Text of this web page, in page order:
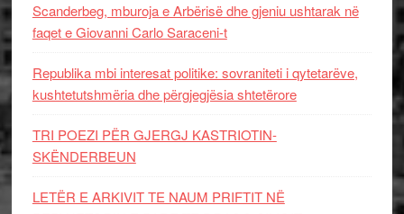
Scanderbeg, mburoja e Arbërisë dhe gjeniu ushtarak në
faqet e Giovanni Carlo Saraceni-t
Republika mbi interesat politike: sovraniteti i qytetarëve,
kushtetutshmëria dhe përgjegjësia shtetërore
TRI POEZI PËR GJERGJ KASTRIOTIN-
SKËNDERBEUN
LETËR E ARKIVIT TE NAUM PRIFTIT NË